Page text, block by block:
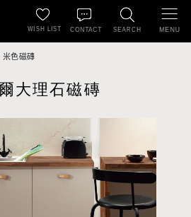
SEARCH
WISH LIST CONTACT MENU
米色磁磚
大理石磁磚